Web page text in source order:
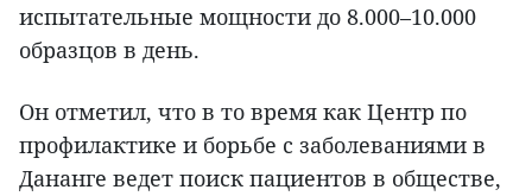
испытательные мощности до 8.000–10.000
образцов в день.
Он отметил, что в то время как Центр по
профилактике и борьбе с заболеваниями в
Дананге ведет поиск пациентов в обществе,